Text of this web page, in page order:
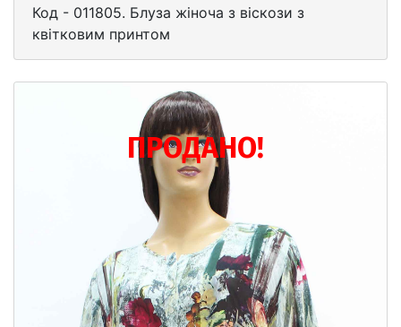
Код - 011805. Блуза жіноча з віскози з
квітковим принтом
ПРОДАНО!